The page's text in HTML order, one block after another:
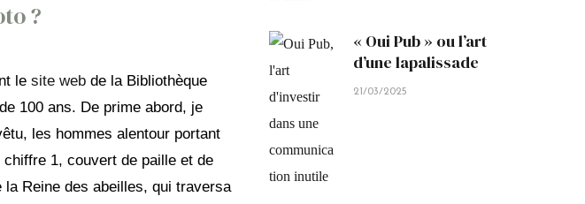
?
le site web de la Bibliothèque
100 ans. De prime abord, je
les hommes alentour portant
1, couvert de paille et de
Reine des abeilles, qui traversa
« Oui Pub » ou l’art
d’une lapalissade
21/03/2025